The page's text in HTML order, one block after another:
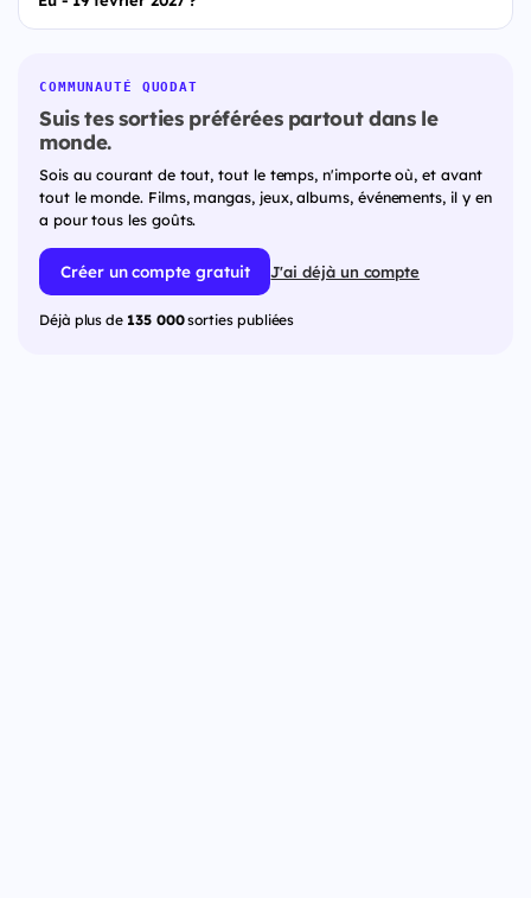
COMMUNAUTÉ QUODAT
Suis tes sorties préférées partout dans le
monde.
Sois au courant de tout, tout le temps, n'importe où, et avant
tout le monde. Films, mangas, jeux, albums, événements, il y en
a pour tous les goûts.
Créer un compte gratuit J'ai déjà un compte
Déjà plus de 135 000sorties publiées